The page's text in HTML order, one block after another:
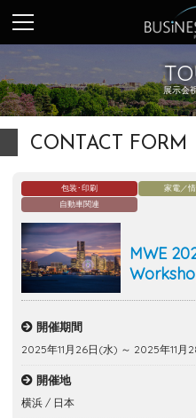
展示会
CONTACT FORM
包装･印刷 家電／
自動車関連
MWE
開催期間
2025年11月26日(水) ～ 2025年11月
開催地
横浜 / 日本